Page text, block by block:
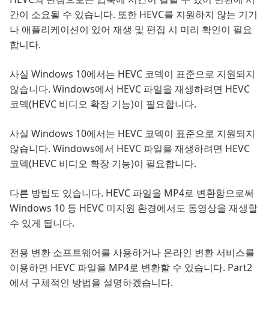
간이 소요될 수 있습니다. 또한 HEVC를 지원하지 않는 기기
나 애플리케이션이 있어 재생 및 편집 시 미리 확인이 필요
합니다.
사실 Windows 10에서는 HEVC 코덱이 표준으로 지원되지
않습니다. Windows에서 HEVC 파일을 재생하려면 HEVC
코덱(HEVC 비디오 확장 기능)이 필요합니다.
사실 Windows 10에서는 HEVC 코덱이 표준으로 지원되지
않습니다. Windows에서 HEVC 파일을 재생하려면 HEVC
코덱(HEVC 비디오 확장 기능)이 필요합니다.
다른 방법도 있습니다. HEVC 파일을 MP4로 변환함으로써
Windows 10 등 HEVC 미지원 환경에서도 동영상을 재생할
수 있게 됩니다.
전용 변환 소프트웨어를 사용하거나 온라인 변환 서비스를
이용하면 HEVC 파일을 MP4로 변환할 수 있습니다. Part2
에서 구체적인 방법을 설명하겠습니다.